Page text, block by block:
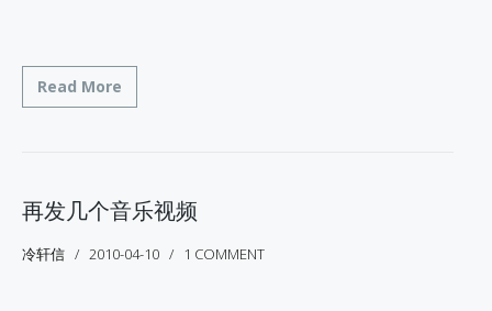
Read More
再发几个音乐视频
冷轩信 2010-04-10 1 COMMENT